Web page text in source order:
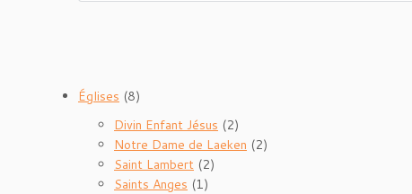
Églises (8)
Divin Enfant Jésus (2)
Notre Dame de Laeken (2)
Saint Lambert (2)
Saints Anges (1)